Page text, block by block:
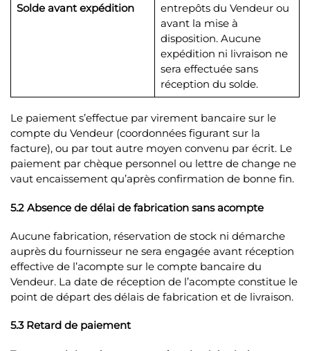
Solde avant expédition
entrepôts du Vendeur ou
avant la mise à
disposition. Aucune
expédition ni livraison ne
sera effectuée sans
réception du solde.
Le paiement s’effectue par virement bancaire sur le
compte du Vendeur (coordonnées figurant sur la
facture), ou par tout autre moyen convenu par écrit. Le
paiement par chèque personnel ou lettre de change ne
vaut encaissement qu’après confirmation de bonne fin.
5.2 Absence de délai de fabrication sans acompte
Aucune fabrication, réservation de stock ni démarche
auprès du fournisseur ne sera engagée avant réception
effective de l’acompte sur le compte bancaire du
Vendeur. La date de réception de l’acompte constitue le
point de départ des délais de fabrication et de livraison.
5.3 Retard de paiement